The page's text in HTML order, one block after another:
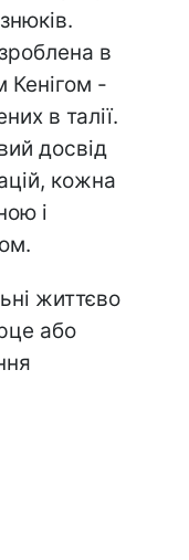
в
Кенігом -
в талії.
досвід
кожна
і
життєво
або